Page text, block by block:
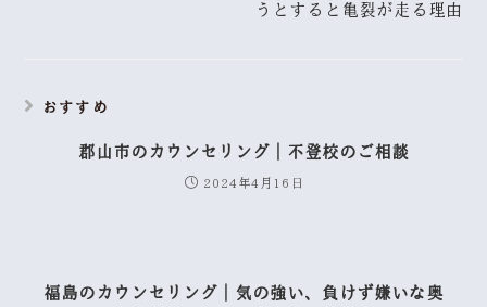
うとすると亀裂が走る理由
おすすめ
郡山市のカウンセリング｜不登校のご相談
2024年4月16日
福島のカウンセリング｜気の強い、負けず嫌いな奥